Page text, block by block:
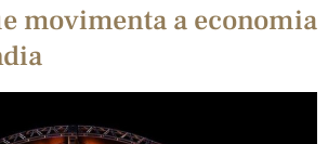
movimenta a economia